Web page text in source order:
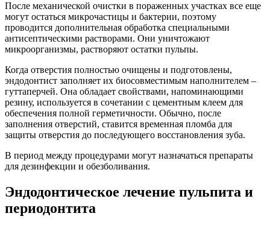
После механической очистки в пораженных участках все еще
могут остаться микрочастицы и бактерии, поэтому
проводится дополнительная обработка специальными
антисептическими растворами. Они уничтожают
микроорганизмы, растворяют остатки пульпы.
Когда отверстия полностью очищены и подготовлены,
эндодонтист заполняет их биосовместимым наполнителем –
гуттаперчей. Она обладает свойствами, напоминающими
резину, используется в сочетании с цементным клеем для
обеспечения полной герметичности. Обычно, после
заполнения отверстий, ставится временная пломба для
защиты отверстия до последующего восстановления зуба.
В период между процедурами могут назначаться препараты
для дезинфекции и обезболивания.
Эндодонтическое лечение пульпита и
периодонтита